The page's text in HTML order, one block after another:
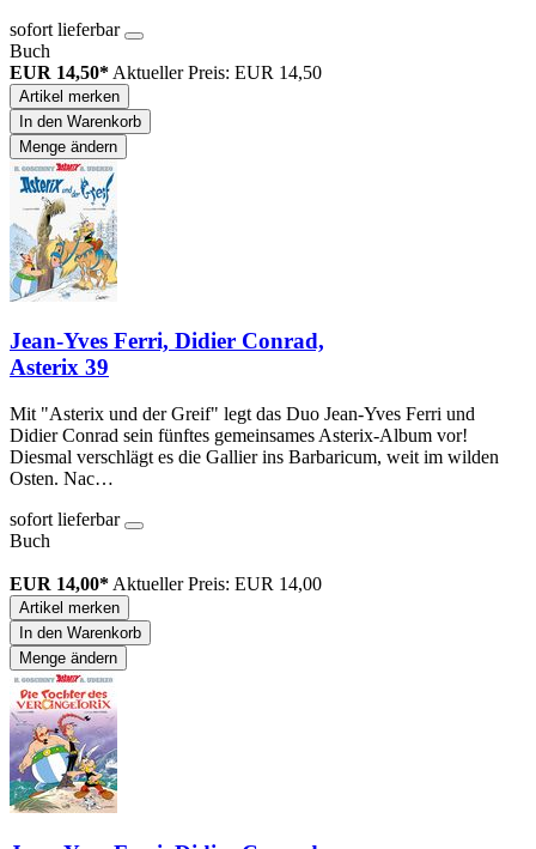
sofort lieferbar
Buch
EUR 14,50* Aktueller Preis: EUR 14,50
Artikel merken
In den Warenkorb
Menge ändern
Jean-Yves Ferri, Didier Conrad,
Asterix 39
Mit "Asterix und der Greif" legt das Duo Jean-Yves Ferri und
Didier Conrad sein fünftes gemeinsames Asterix-Album vor!
Diesmal verschlägt es die Gallier ins Barbaricum, weit im wilden
Osten. Nac…
sofort lieferbar
Buch
EUR 14,00* Aktueller Preis: EUR 14,00
Artikel merken
In den Warenkorb
Menge ändern